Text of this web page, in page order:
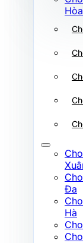
Hòa
Đa
Hà